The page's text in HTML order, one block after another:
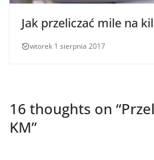
Jak przeliczać mile na
wtorek 1 sierpnia 2017
16 thoughts on “
KM”